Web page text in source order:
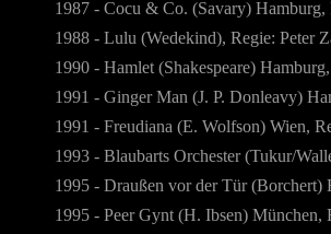
1987 - Cocu & Co. (Savary) Hamburg,
1988 - Lulu (Wedekind), Regie: Peter
1990 - Hamlet (Shakespeare)
1991 - Ginger Man (J. P. Donleavy)
1991 - Freudiana (E. Wolfson) Wien,
1993 - Blaubarts Orchester (Tukur/
1995 - Draußen vor der Tür (Borchert)
1995 - Peer Gynt (H. Ibsen)